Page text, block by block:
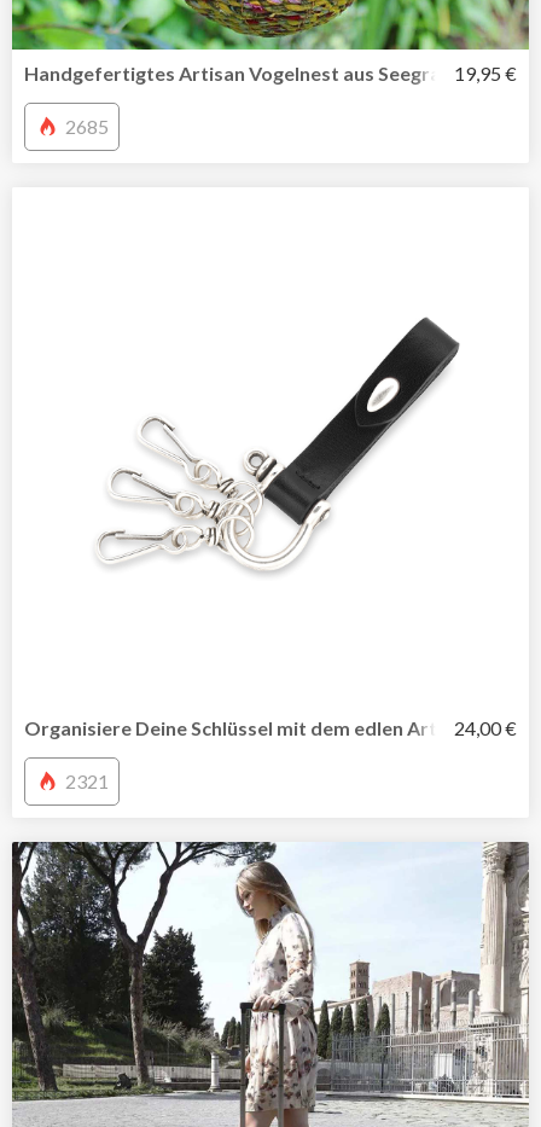
Handgefertigtes Artisan Vogelnest aus Seegras und19,95 €
2685
Organisiere Deine Schlüssel mit dem edlen Arthur-24,00 €
2321